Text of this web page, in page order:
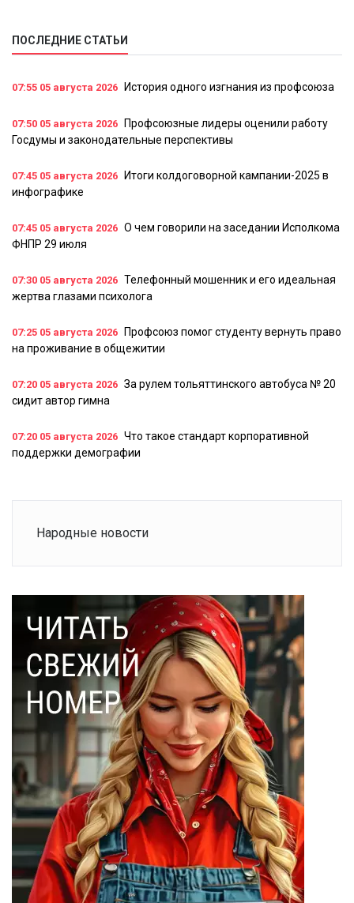
ПОСЛЕДНИЕ СТАТЬИ
07:55 05 августа 2026 История одного изгнания из профсоюза
07:50 05 августа 2026
Профсоюзные лидеры оценили работу
Госдумы и законодательные перспективы
07:45 05 августа 2026
Итоги колдоговорной кампании-2025 в
инфографике
07:45 05 августа 2026 О чем говорили на заседании Исполкома
ФНПР 29 июля
07:30 05 августа 2026 Телефонный мошенник и его идеальная
жертва глазами психолога
07:25 05 августа 2026
Профсоюз помог студенту вернуть право
на проживание в общежитии
07:20 05 августа 2026 За рулем тольяттинского автобуса № 20
сидит автор гимна
07:20 05 августа 2026 Что такое стандарт корпоративной
поддержки демографии
Народные новости